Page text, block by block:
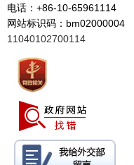
电话：+86-10-65961114
网站标识码：bm02000004
11040102700114